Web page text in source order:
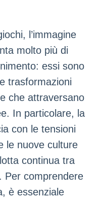
l’immagine
molto più di
essi sono
trasformazioni
che attraversano
In particolare, la
con le tensioni
le nuove culture
continua tra
Per comprendere
è essenziale